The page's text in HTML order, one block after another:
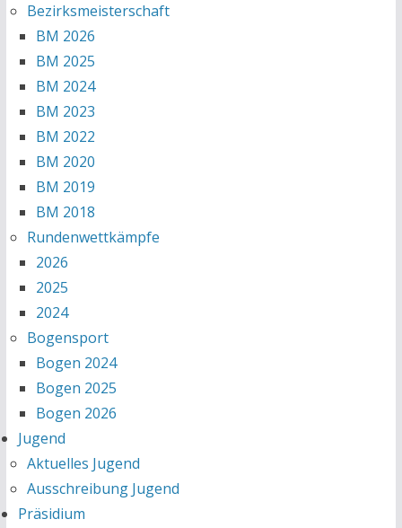
Bezirksmeisterschaft
BM 2026
BM 2025
BM 2024
BM 2023
BM 2022
BM 2020
BM 2019
BM 2018
Rundenwettkämpfe
2026
2025
2024
Bogensport
Bogen 2024
Bogen 2025
Bogen 2026
Jugend
Aktuelles Jugend
Ausschreibung Jugend
Präsidium